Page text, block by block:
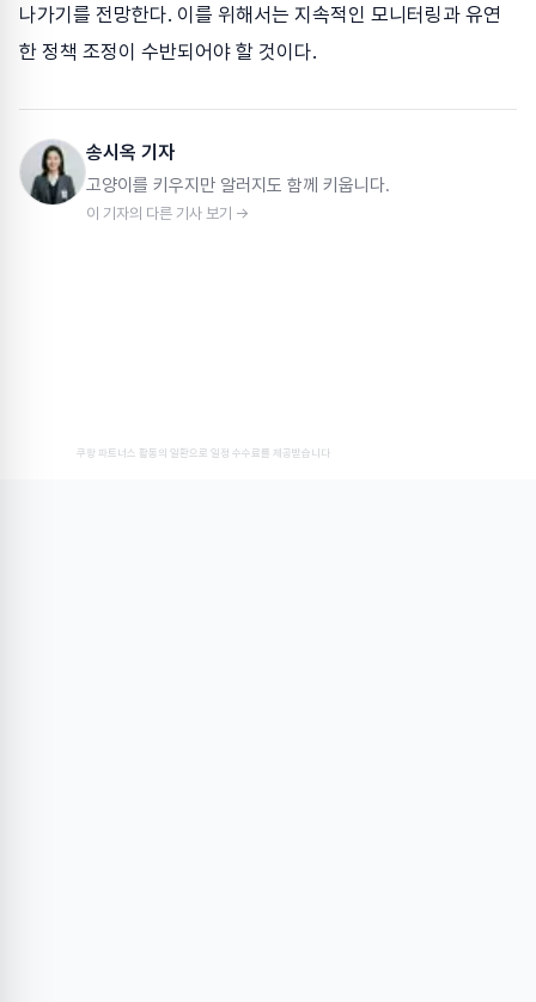
나가기를 전망한다. 이를 위해서는 지속적인 모니터링과 유연
한 정책 조정이 수반되어야 할 것이다.
송시옥 기자
고양이를 키우지만 알러지도 함께 키웁니다.
이 기자의 다른 기사 보기 →
쿠팡 파트너스 활동의 일환으로 일정 수수료를 제공받습니다